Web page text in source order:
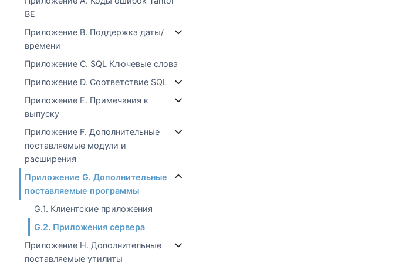
BE
Приложение B. Поддержка даты/
времени
Приложение C. SQL Ключевые слова
Приложение D. Соответствие SQL
Приложение E. Примечания к
выпуску
Приложение F. Дополнительные
поставляемые модули и
расширения
Приложение G. Дополнительные
поставляемые программы
G.1. Клиентские приложения
G.2. Приложения сервера
Приложение H. Дополнительные
поставляемые утилиты